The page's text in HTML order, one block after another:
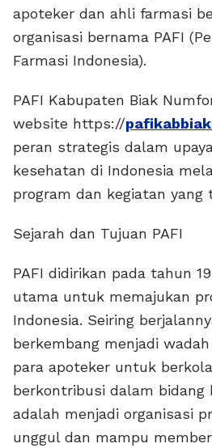
apoteker dan ahli farmasi
organisasi bernama PAFI
Farmasi Indonesia).
PAFI Kabupaten Biak
website https://
peran strategis dalam
kesehatan di Indonesia
program dan kegiatan
Sejarah dan Tujuan PAFI
PAFI didirikan pada tahun
utama untuk memajukan
Indonesia. Seiring
berkembang menjadi
para apoteker untuk
berkontribusi dalam bidang
adalah menjadi organisasi
unggul dan mampu